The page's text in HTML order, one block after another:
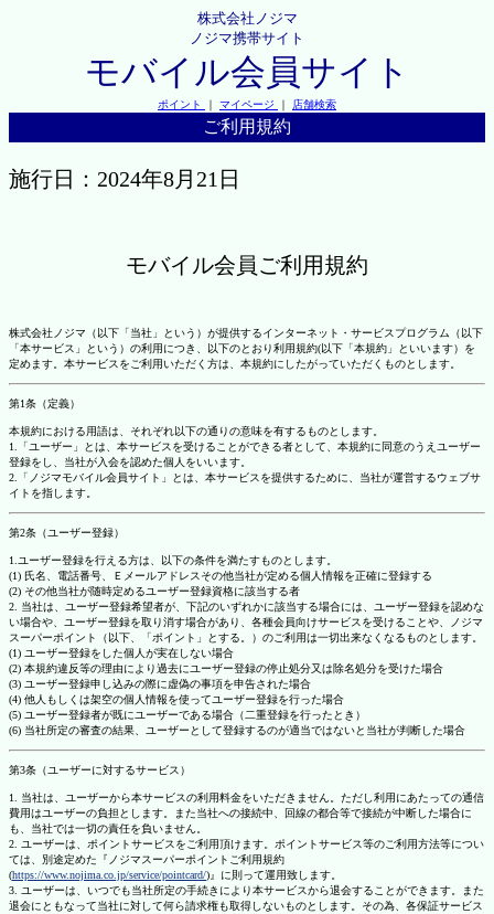
株式会社ノジマ
ノジマ携帯サイト
モバイル会員サイト
ポイント ｜ マイページ ｜ 店舗検索
ご利用規約
施行日：2024年8月21日
モバイル会員ご利用規約
株式会社ノジマ（以下「当社」という）が提供するインターネット・サービスプログラム（以下
「本サービス」という）の利用につき、以下のとおり利用規約(以下「本規約」といいます）を
定めます。本サービスをご利用いただく方は、本規約にしたがっていただくものとします。
第1条（定義）
本規約における用語は、それぞれ以下の通りの意味を有するものとします。
1.「ユーザー」とは、本サービスを受けることができる者として、本規約に同意のうえユーザー
登録をし、当社が入会を認めた個人をいいます。
2.「ノジマモバイル会員サイト」とは、本サービスを提供するために、当社が運営するウェブサ
イトを指します。
第2条（ユーザー登録）
1.ユーザー登録を行える方は、以下の条件を満たすものとします。
(1) 氏名、電話番号、Ｅメールアドレスその他当社が定める個人情報を正確に登録する
(2) その他当社が随時定めるユーザー登録資格に該当する者
2. 当社は、ユーザー登録希望者が、下記のいずれかに該当する場合には、ユーザー登録を認めな
い場合や、ユーザー登録を取り消す場合があり、各種会員向けサービスを受けることや、ノジマ
スーパーポイント（以下、「ポイント」とする。）のご利用は一切出来なくなるものとします。
(1) ユーザー登録をした個人が実在しない場合
(2) 本規約違反等の理由により過去にユーザー登録の停止処分又は除名処分を受けた場合
(3) ユーザー登録申し込みの際に虚偽の事項を申告された場合
(4) 他人もしくは架空の個人情報を使ってユーザー登録を行った場合
(5) ユーザー登録者が既にユーザーである場合（二重登録を行ったとき）
(6) 当社所定の審査の結果、ユーザーとして登録するのが適当ではないと当社が判断した場合
第3条（ユーザーに対するサービス）
1. 当社は、ユーザーから本サービスの利用料金をいただきません。ただし利用にあたっての通信
費用はユーザーの負担とします。また当社への接続中、回線の都合等で接続が中断した場合に
も、当社では一切の責任を負いません。
2. ユーザーは、ポイントサービスをご利用頂けます。ポイントサービス等のご利用方法等につい
ては、別途定めた『ノジマスーパーポイントご利用規約
(https://www.nojima.co.jp/service/pointcard/)』に則って運用致します。
3. ユーザーは、いつでも当社所定の手続きにより本サービスから退会することができます。また
退会にともなって当社に対して何ら請求権も取得しないものとします。その為、各保証サービス